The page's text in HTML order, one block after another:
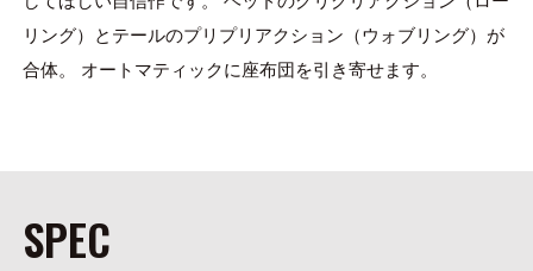
リング）とテールのプリプリアクション（ウォブリング）が
合体。 オートマティックに座布団を引き寄せます。
SPEC